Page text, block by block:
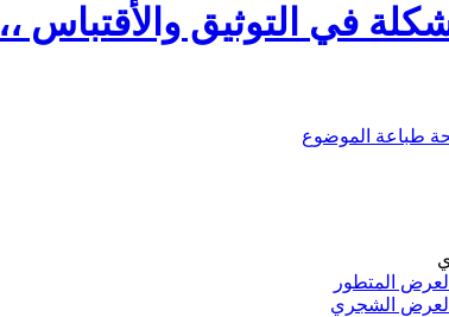
في التوثيق والأقتباس ،،
طباعة الموضوع
العرض المتطور
العرض الشجري